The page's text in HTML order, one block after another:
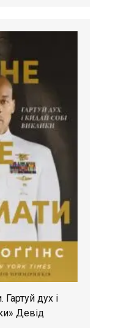
дух і
Девід